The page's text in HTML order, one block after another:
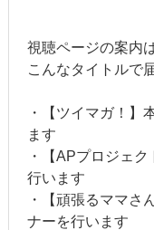
視聴ページの案内
こんなタイトルで
・【ツイマガ！】
ます
・【APプロジェ
行います
・【頑張るママさ
ナーを行います